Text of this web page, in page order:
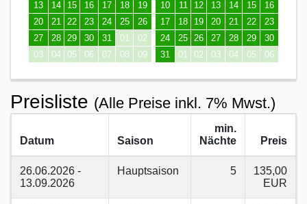
13
14 15 16 17 18
19
20
21 22 23 24 25
26
27
28 29 30 31 01
02
03
04 05 06 07 08 09
10
11 12 13 14 15
16
17
18 19 20 21 22
23
24
25 26 27 28 29
30
31
01 02 03 04 05 06
Preisliste (Alle Preise inkl. 7% Mwst.)
Datum Saison
min.
Nächte
Preis
26.06.2026 -
13.09.2026
Hauptsaison 5
135,00
EUR